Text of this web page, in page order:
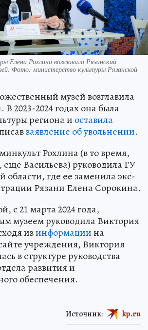
Елена Рохлина возглавила Рязанский
Фото: министерство культуры Рязанской
музей возглавила
2023-2024 годах она была
региона и оставила
заявление об увольнении.
Рохлина (в то время,
еще Васильева) руководила ГУ
области, где ее заменила экс-
Рязани Елена Сорокина.
с 21 марта 2024 года,
музеем руководила Виктория
изинформациина
учреждения, Виктория
в структуре руководства
развития и
обеспечения.
Источник: kp.ru